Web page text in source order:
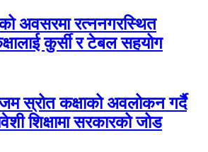
अवसरमा रत्ननगरस्थित
कुर्सी र टेबल सहयोग
स्रोत कक्षाको अवलोकन गर्दै
शिक्षामा सरकारको जोड